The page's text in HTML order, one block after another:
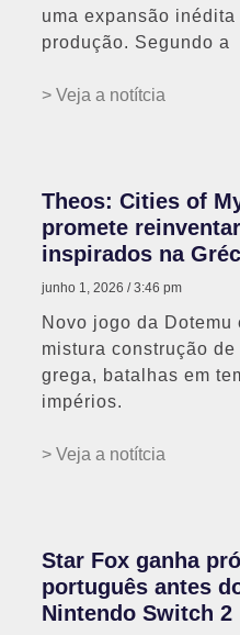
uma expansão
produção. Segundo a
> Veja a notítcia
Theos: Cities of
promete
inspirados na
junho 1, 2026 3:46 pm
Novo jogo da
mistura construção
grega, batalhas em
impérios.
> Veja a notítcia
Star Fox ganha
português antes
Nintendo Switch 2